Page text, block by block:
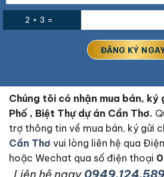
2 + 3 =
Chúng tôi có nhận mua bán, ký
Phố , Biệt Thự dự án Cần Thơ.
trợ thông tin về mua bán, ký gửi
Cần Thơ vui lòng liên hệ qua
hoặc Wechat qua số điện thoại
L iên hệ ngay